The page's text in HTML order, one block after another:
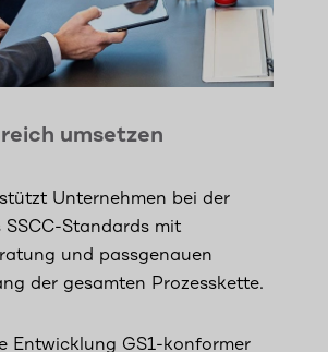
umsetzen
Unternehmen bei der
Standards mit
und passgenauen
der gesamten Prozesskette.
Entwicklung GS1-konformer